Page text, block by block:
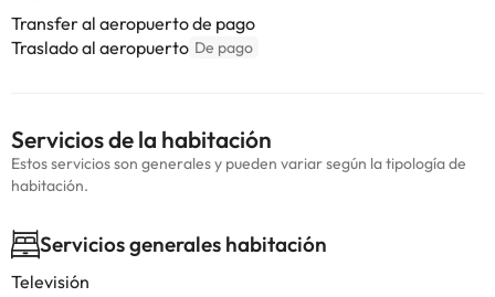
Transfer al aeropuerto de pago
Traslado al aeropuerto De pago
Servicios de la habitación
Estos servicios son generales y pueden variar según la tipología de
habitación.
Servicios generales habitación
Televisión